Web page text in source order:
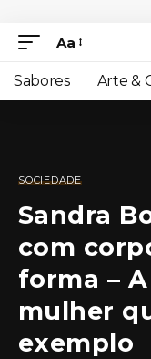
Aa
Sabores Arte &
SOCIEDADE
Sandra
com
forma –
mulher
exemplo